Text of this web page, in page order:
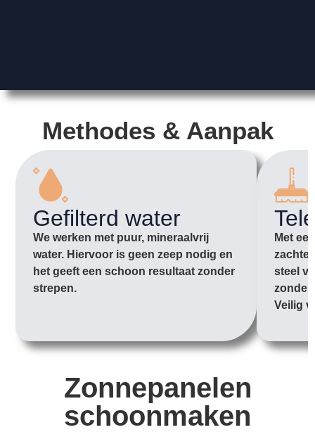
Methodes & Aanpak
Gefilterd water
We werken met puur, mineraalvrij
water. Hiervoor is geen zeep nodig en
het geeft een schoon resultaat zonder
strepen.
Met
zachte
steel
zonder
Veilig
Zonnepanelen
schoonmaken